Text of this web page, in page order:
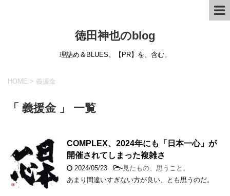
徳田神也のblog
理詰め＆BLUES。【PR】を、含む。
HOME > 義援金
「 義援金 」 一覧
COMPLEX、2024年にも「日本一心」が
開催されてしまった複雑さ
2024/05/23 -見たもの、思うこと。
あまり間違いすぎない方が良い、とも思うのだ。